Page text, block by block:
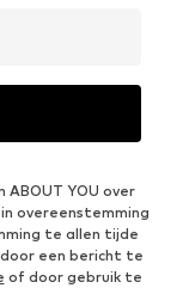
ABOUT YOU over
overeenstemming
te allen tijde
een bericht te
of door gebruik te